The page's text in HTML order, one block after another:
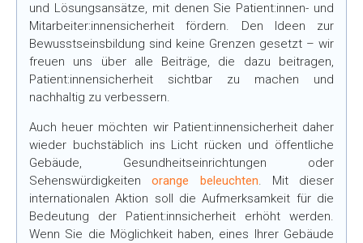
und Lösungsansätze, mit denen Sie Patient:innen- und
Mitarbeiter:innensicherheit fördern. Den Ideen zur
Bewusstseinsbildung sind keine Grenzen gesetzt – wir
freuen uns über alle Beiträge, die dazu beitragen,
Patient:innensicherheit sichtbar zu machen und
nachhaltig zu verbessern.
Auch heuer möchten wir Patient:innensicherheit daher
wieder buchstäblich ins Licht rücken und öffentliche
Gebäude, Gesundheitseinrichtungen oder
Sehenswürdigkeitenorange beleuchten. Mit dieser
internationalen Aktion soll die Aufmerksamkeit für die
Bedeutung der Patient:innsicherheit erhöht werden.
Wenn Sie die Möglichkeit haben, eines Ihrer Gebäude